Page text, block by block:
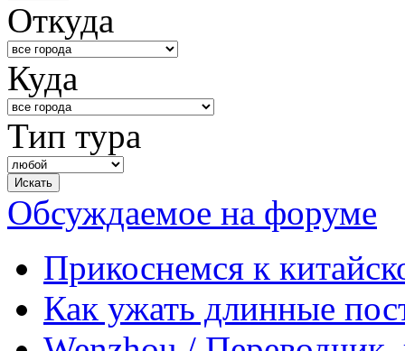
Откуда
Куда
Тип тура
Обсуждаемое на форуме
Прикоснемся к
Как ужать длинные